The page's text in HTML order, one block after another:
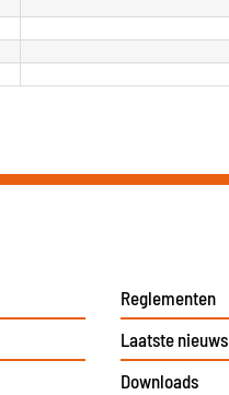
Reglementen
Laatste nieuws
Downloads